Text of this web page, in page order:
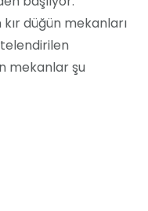
düğün mekanları
mekanlar şu